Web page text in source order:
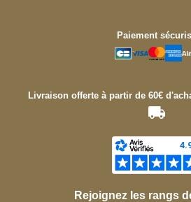
Paiement
Livraison offerte à partir de 60€
Rejoignez les rangs